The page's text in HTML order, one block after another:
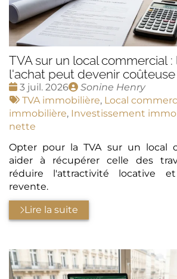
TVA sur un local commercial
l'achat peut devenir
Date
:
3 juil. 2026
Publié
par
Sonine Henry
Tags
:
TVA immobilière, Local
immobilière, Investissement
nette
Opter pour la TVA sur un local
aider à récupérer celle des
réduire l'attractivité locative
revente.
Lire la suite